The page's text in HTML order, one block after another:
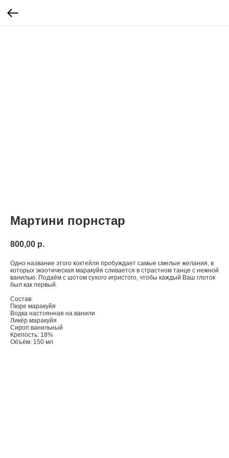
Мартини порнстар
800,00 р.
Одно название этого коктейля пробуждает самые смелые желания, в
которых экзотическая маракуйя сливается в страстном танце с нежной
ванилью. Подаём с шотом сухого игристого, чтобы каждый Ваш глоток
был как первый.
Состав:
Пюре маракуйя
Водка настоянная на ванили
Ликёр маракуйя
Сироп ванильный
Крепость: 18%
Объём: 150 мл